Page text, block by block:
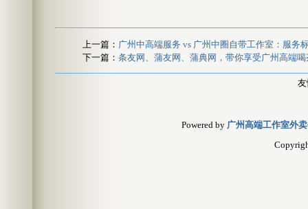
上一篇： 广州中高端服务 vs 广州中圈自带工作室：服务
下一篇： 条友网、蒲友网、蒲典网，带你享受广州高端
Powered by 广州高端工作室外